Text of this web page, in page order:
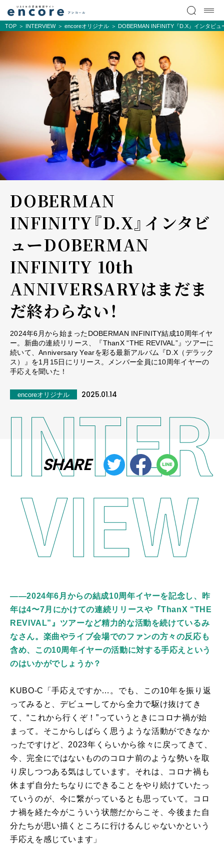
TOP INTERVIEW encoreオリジナル DOBERMAN INFINITY『D.X』インタビ
DOBERMAN
INFINITY『D.X』インタビ
ュー――DOBERMAN
INFINITY 10th
ANNIVERSARYはまだま
だ終わらない！
2024年6月から始まったDOBERMAN INFINITY結成10周年イヤ
ー。新曲の連続リリース、『ThanX “THE REVIVAL”』ツアーに
続いて、Anniversary Yearを彩る最新アルバム『D.X（デラック
ス）』を1月15日にリリース。メンバー全員に10周年イヤーの
手応えを聞いた！
encoreオリジナル 2025.01.14
SHARE
――2024年6月からの結成10周年イヤーを記念し、昨
年は4〜7月にかけての連続リリースや『ThanX “THE
REVIVAL”』ツアーなど精力的な活動を続けているみ
なさん。楽曲やライブ会場でのファンの方々の反応も
含め、この10周年イヤーの活動に対する手応えという
のはいかがでしょうか？
KUBO-C「手応えですか…。でも、この10年を振り返
ってみると、デビューしてから全力で駆け抜けてき
て、“これから行くぞ！”っていうときにコロナ禍が始
まって。そこからしばらく思うような活動ができなか
ったですけど、 2023年くらいから徐々に戻ってきて、
今、完全にではないもののコロナ前のような勢いを取
り戻しつつある気はしています。それは、コロナ禍も
休まず自分たちなりにできることをやり続けていたっ
ていうのが、今に繋がっているとも思っていて。コロ
ナ禍を経た今がこういう状態だからこそ、今後また自
分たちが思い描くところに行けるんじゃないかという
手応えを感じています」